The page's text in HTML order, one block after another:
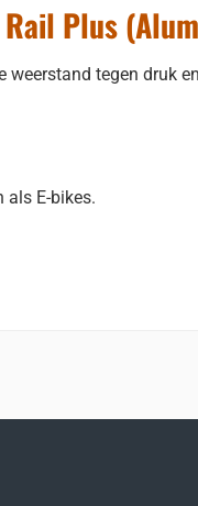
Plus
weerstand tegen druk
als E-bikes.